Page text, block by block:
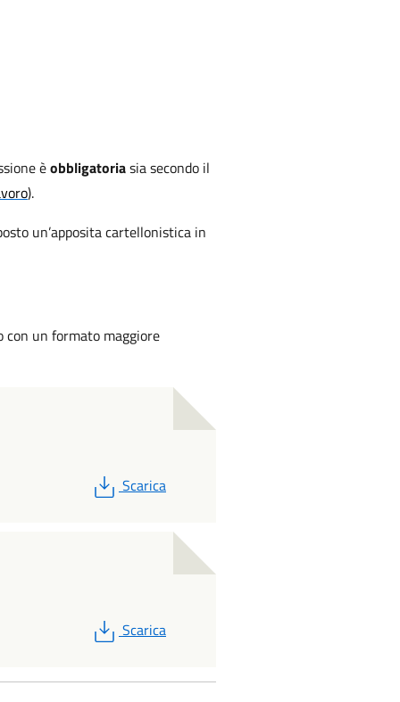
èobbligatoriasia secondo il
).
un’apposita cartellonistica in
con un formato maggiore
PDF
Scarica
PDF
Scarica